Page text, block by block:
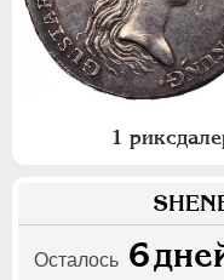
1
Осталось 6